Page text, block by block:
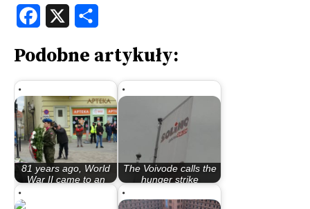
Facebook
Podobne artykuły:
81 years ago, World
War II came to an
The Voivode calls the
hunger strike